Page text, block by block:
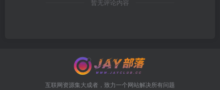
暂无评论内容
互联网资源集大成者，致力一个网站解决所有问题